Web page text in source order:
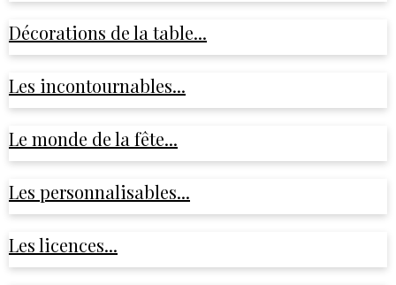
Décorations de la table...
Les incontournables...
Le monde de la fête...
Les personnalisables...
Les licences...